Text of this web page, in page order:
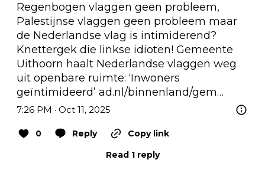
Regenbogen vlaggen geen probleem,
Palestijnse vlaggen geen probleem maar
de Nederlandse vlag is intimiderend?
Knettergek die linkse idioten! Gemeente
Uithoorn haalt Nederlandse vlaggen weg
uit openbare ruimte: ‘Inwoners
geïntimideerd’ ad.nl/binnenland/gem…
7:26 PM · Oct 11, 2025
0 Reply
Copy link
Read 1 reply